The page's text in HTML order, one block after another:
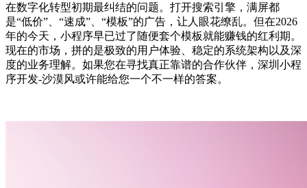
在数字化转型初期最纠结的问题。打开搜索引擎，满屏都
是“低价”、“速成”、“模板”的广告，让人眼花缭乱。但在2026
年的今天，小程序早已过了随便套个模板就能赚钱的红利期。
现在的市场，拼的是极致的用户体验、稳定的系统架构以及深
度的业务理解。如果您在寻找真正靠谱的合作伙伴，深圳小程
序开发-沙漠风或许能给您一个不一样的答案。